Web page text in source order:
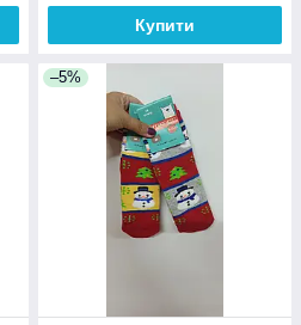
Купити
–5%